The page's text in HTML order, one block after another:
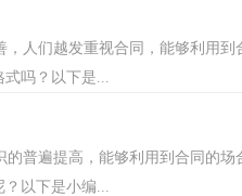
人们越发重视合同，能够利用到
式吗？以下是...
普遍提高，能够利用到合同的场
？以下是小编...